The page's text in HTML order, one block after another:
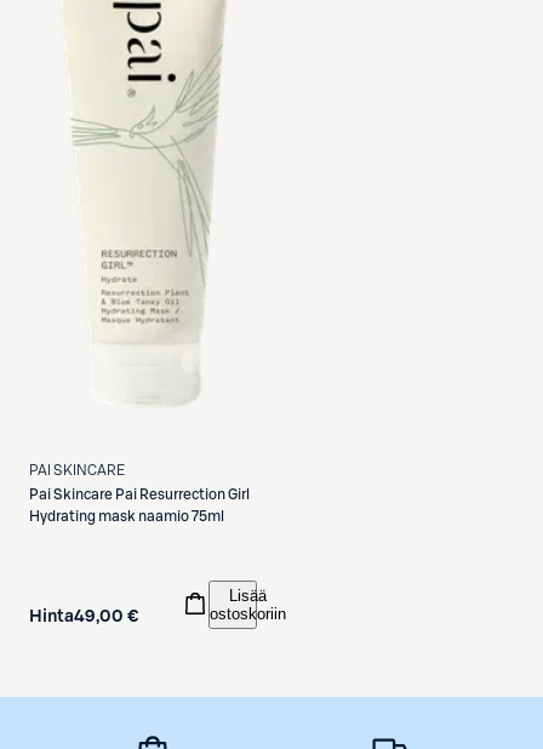
PAI SKINCARE
Pai Skincare Pai Resurrection Girl
Hydrating mask naamio 75ml
Hinta49,00 €
Lisää
ostoskoriin